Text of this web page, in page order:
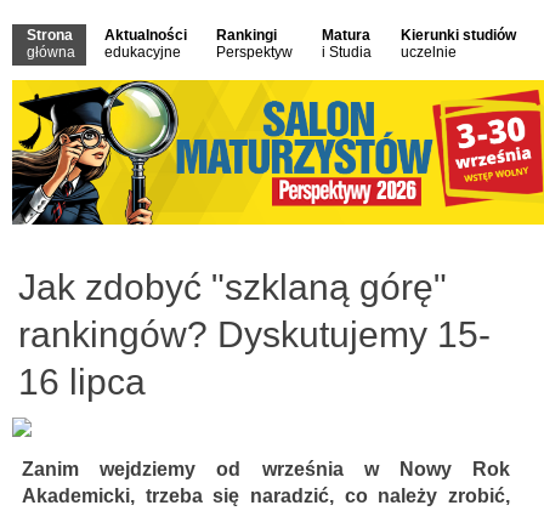
Strona
główna
Aktualności
edukacyjne
Rankingi
Perspektyw
Matura
i Studia
Kierunki studiów
uczelnie
Jak zdobyć "szklaną górę"
rankingów? Dyskutujemy 15-
16 lipca
Zanim wejdziemy od września w Nowy Rok
Akademicki, trzeba się naradzić, co należy zrobić,